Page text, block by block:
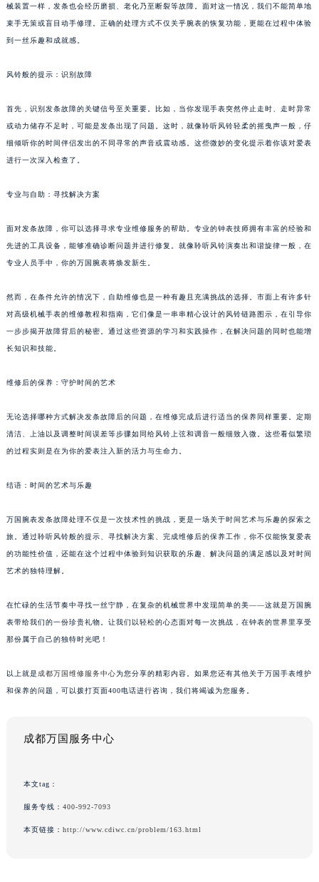
械装置一样，发条也会经历磨损、老化乃至断裂等故障。面对这一情况，我们不能简单地
束手无策或盲目动手修理。正确的处理方式不仅关乎腕表的恢复功能，更能在过程中体验
到一丝乐趣和成就感。
风铃般的提示：识别故障
首先，识别发条故障的关键信号至关重要。比如，当你发现手表突然停止走时、走时异常
或动力储存不足时，可能是发条出现了问题。这时，就像聆听风铃轻柔的摇曳声一般，仔
细倾听你的时间伴侣发出的不同寻常的声音或震动感。这些微妙的变化提示着你该对爱表
进行一次深入检查了。
专业与自助：寻找解决方案
面对发条故障，你可以选择寻求专业维修服务的帮助。专业的钟表技师拥有丰富的经验和
先进的工具设备，能够准确诊断问题并进行修复。就像聆听风铃演奏出和谐旋律一般，在
专业人员手中，你的万国腕表将焕发新生。
然而，在条件允许的情况下，自助维修也是一种有趣且充满挑战的选择。市面上有许多针
对高级机械手表的维修教程和指南，它们像是一串串精心设计的风铃链路图示，在引导你
一步步揭开故障背后的秘密。通过这些资源的学习和实践操作，在解决问题的同时也能增
长知识和技能。
维修后的保养：守护时间的艺术
无论选择哪种方式解决发条故障后的问题，在维修完成后进行适当的保养同样重要。定期
清洁、上油以及调整时间误差等步骤如同给风铃上弦和调音一般细致入微。这些看似繁琐
的过程实则是在为你的爱表注入新的活力与生命力。
结语：时间的艺术与乐趣
万国腕表发条故障处理不仅是一次技术性的挑战，更是一场关于时间艺术与乐趣的探索之
旅。通过聆听风铃般的提示、寻找解决方案、完成维修后的保养工作，你不仅能恢复爱表
的功能性价值，还能在这个过程中体验到知识获取的乐趣、解决问题的满足感以及对时间
艺术的独特理解。
在忙碌的生活节奏中寻找一丝宁静，在复杂的机械世界中发现简单的美——这就是万国腕
表带给我们的一份珍贵礼物。让我们以轻松的心态面对每一次挑战，在钟表的世界里享受
那份属于自己的独特时光吧！
以上就是 成都万国维修服务中心为您分享的精彩内容。如果您还有其他关于万国手表维护
和保养的问题，可以拨打页面400电话进行咨询，我们将竭诚为您服务。
成都万国服务中心
本文tag：
服务专线： 400-992-7093
本页链接： http://www.cdiwc.cn/problem/163.html